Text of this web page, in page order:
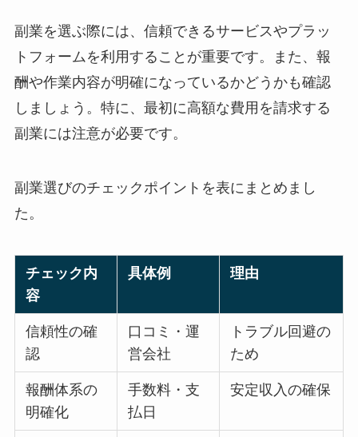
副業を選ぶ際には、信頼できるサービスやプラッ
トフォームを利用することが重要です。また、報
酬や作業内容が明確になっているかどうかも確認
しましょう。特に、最初に高額な費用を請求する
副業には注意が必要です。
副業選びのチェックポイントを表にまとめまし
た。
チェック内
容
具体例 理由
信頼性の確
認
口コミ・運
営会社
トラブル回避の
ため
報酬体系の
明確化
手数料・支
払日
安定収入の確保